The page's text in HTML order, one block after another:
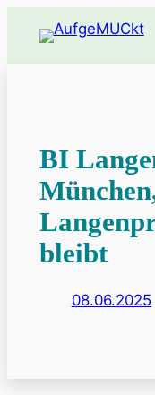
BI
bleibt
08.06.2025